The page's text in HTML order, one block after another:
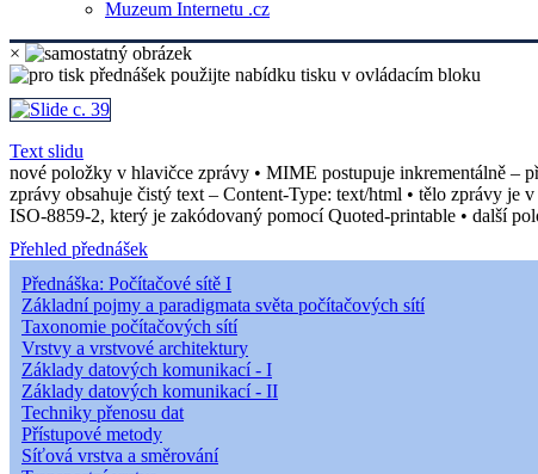
Muzeum Internetu .cz
×
Text slidu
nové položky v hlavičce zprávy • MIME postupuje inkrementálně –
zprávy obsahuje čistý text – Content-Type: text/html • tělo zprávy
ISO-8859-2, který je zakódovaný pomocí Quoted-printable • další
Přehled přednášek
Přednáška: Počítačové sítě I
Základní pojmy a paradigmata světa počítačových sítí
Taxonomie počítačových sítí
Vrstvy a vrstvové architektury
Základy datových komunikací - I
Základy datových komunikací - II
Techniky přenosu dat
Přístupové metody
Síťová vrstva a směrování